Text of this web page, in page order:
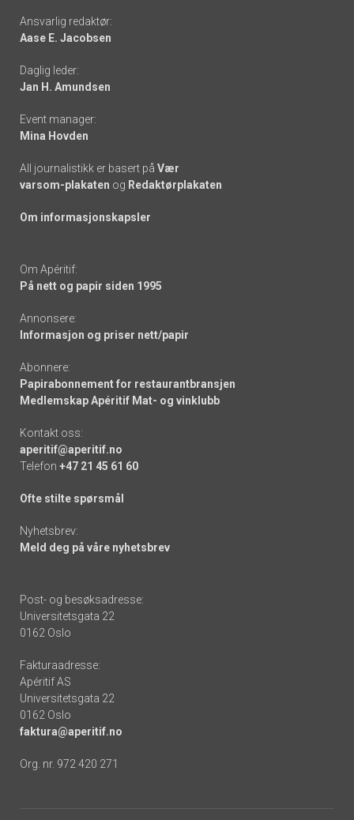
Footer
-
links
Ansvarlig redaktør:
Aase E. Jacobsen
Daglig leder:
Jan H. Amundsen
Event manager:
Mina Hovden
All journalistikk er basert på Vær
varsom-plakaten og Redaktørplakaten
Om informasjonskapsler
Om Apéritif:
På nett og papir siden 1995
Annonsere:
Informasjon og priser nett/papir
Abonnere:
Papirabonnement for restaurantbransjen
Medlemskap Apéritif Mat- og vinklubb
Kontakt oss:
aperitif@aperitif.no
Telefon +47 21 45 61 60
Ofte stilte spørsmål
Nyhetsbrev:
Meld deg på våre nyhetsbrev
Post- og besøksadresse:
Universitetsgata 22
0162 Oslo
Fakturaadresse:
Apéritif AS
Universitetsgata 22
0162 Oslo
faktura@aperitif.no
Org. nr. 972 420 271